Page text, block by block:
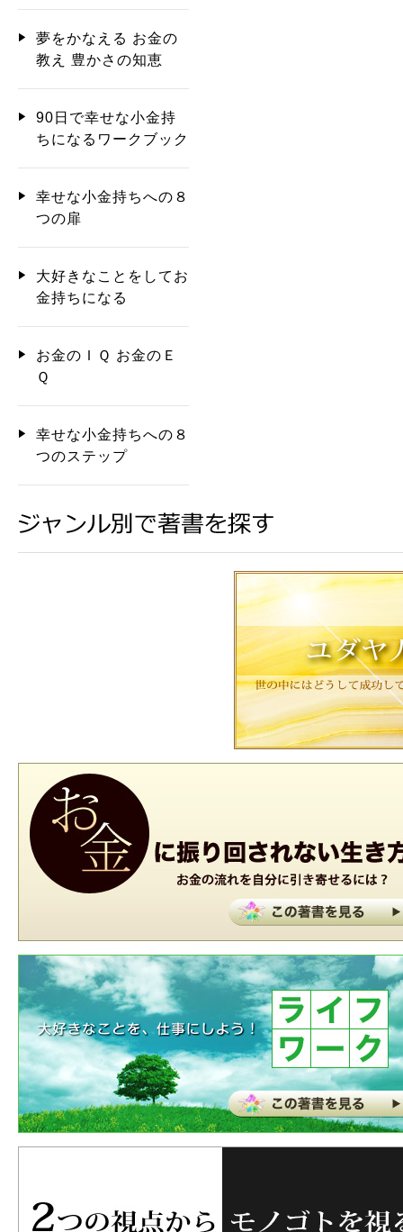
夢をかなえる お金の
教え 豊かさの知恵
90日で幸せな小金持
ちになるワークブック
幸せな小金持ちへの８
つの扉
大好きなことをしてお
金持ちになる
お金のＩＱ お金のＥ
Ｑ
幸せな小金持ちへの８
つのステップ